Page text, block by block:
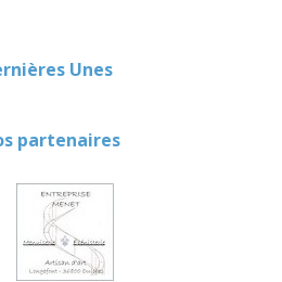
Unes
partenaires